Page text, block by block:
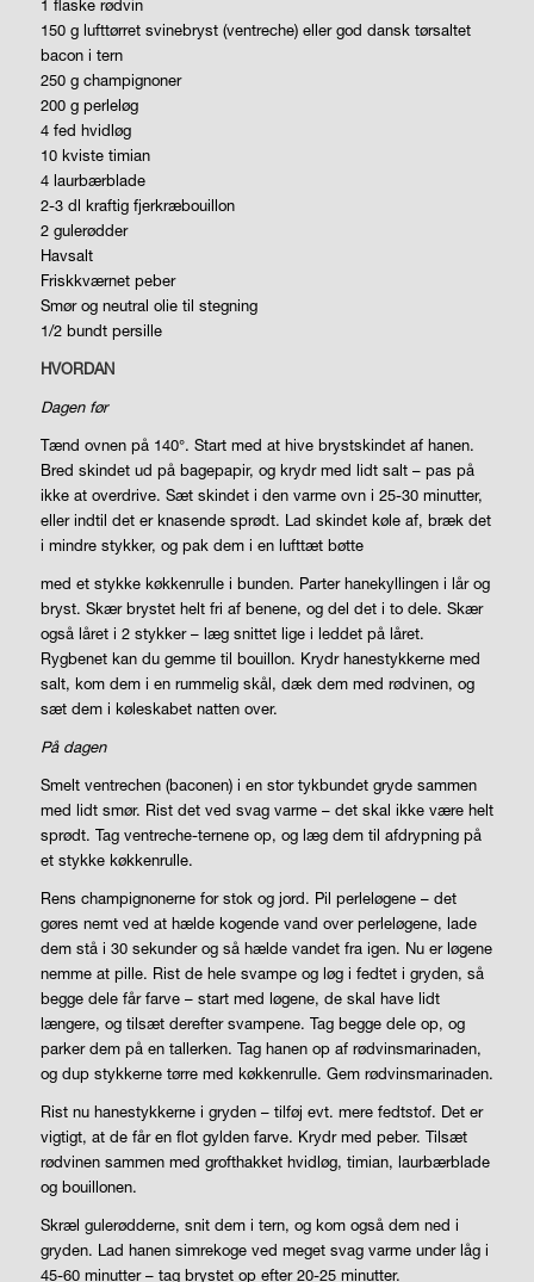
1 flaske rødvin
150 g lufttørret svinebryst (ventreche) eller god dansk tørsaltet
bacon i tern
250 g champignoner
200 g perleløg
4 fed hvidløg
10 kviste timian
4 laurbærblade
2-3 dl kraftig fjerkræbouillon
2 gulerødder
Havsalt
Friskkværnet peber
Smør og neutral olie til stegning
1/2 bundt persille
HVORDAN
Dagen før
Tænd ovnen på 140°. Start med at hive brystskindet af hanen.
Bred skindet ud på bagepapir, og krydr med lidt salt – pas på
ikke at overdrive. Sæt skindet i den varme ovn i 25-30 minutter,
eller indtil det er knasende sprødt. Lad skindet køle af, bræk det
i mindre stykker, og pak dem i en lufttæt bøtte
med et stykke køkkenrulle i bunden. Parter hanekyllingen i lår og
bryst. Skær brystet helt fri af benene, og del det i to dele. Skær
også låret i 2 stykker – læg snittet lige i leddet på låret.
Rygbenet kan du gemme til bouillon. Krydr hanestykkerne med
salt, kom dem i en rummelig skål, dæk dem med rødvinen, og
sæt dem i køleskabet natten over.
På dagen
Smelt ventrechen (baconen) i en stor tykbundet gryde sammen
med lidt smør. Rist det ved svag varme – det skal ikke være helt
sprødt. Tag ventreche-ternene op, og læg dem til afdrypning på
et stykke køkkenrulle.
Rens champignonerne for stok og jord. Pil perleløgene – det
gøres nemt ved at hælde kogende vand over perleløgene, lade
dem stå i 30 sekunder og så hælde vandet fra igen. Nu er løgene
nemme at pille. Rist de hele svampe og løg i fedtet i gryden, så
begge dele får farve – start med løgene, de skal have lidt
længere, og tilsæt derefter svampene. Tag begge dele op, og
parker dem på en tallerken. Tag hanen op af rødvinsmarinaden,
og dup stykkerne tørre med køkkenrulle. Gem rødvinsmarinaden.
Rist nu hanestykkerne i gryden – tilføj evt. mere fedtstof. Det er
vigtigt, at de får en flot gylden farve. Krydr med peber. Tilsæt
rødvinen sammen med grofthakket hvidløg, timian, laurbærblade
og bouillonen.
Skræl gulerødderne, snit dem i tern, og kom også dem ned i
gryden. Lad hanen simrekoge ved meget svag varme under låg i
45-60 minutter – tag brystet op efter 20-25 minutter.